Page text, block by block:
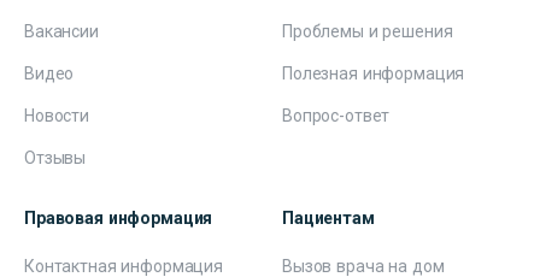
Вакансии
Видео
Новости
Отзывы
Проблемы и решения
Полезная информация
Вопрос-ответ
Правовая информация
Контактная информация
Пациентам
Вызов врача на дом